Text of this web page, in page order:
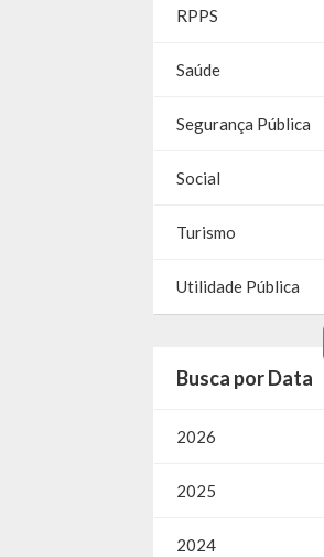
RPPS
Saúde
Segurança Pública
Social
Turismo
Utilidade Pública
Busca por Data
2026
2025
2024